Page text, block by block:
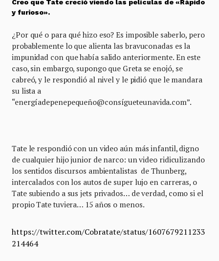
Creo que Tate creció viendo las películas de «Rápido
y furioso».
¿Por qué o para qué hizo eso? Es imposible saberlo, pero
probablemente lo que alienta las bravuconadas es la
impunidad con que había salido anteriormente. En este
caso, sin embargo, supongo que Greta se enojó, se
cabreó, y le respondió al nivel y le pidió que le mandara
su lista a
“energíadepenepequeño@consígueteunavida.com”.
Tate le respondió con un video aún más infantil, digno
de cualquier hijo junior de narco: un video ridiculizando
los sentidos discursos ambientalistas de Thunberg,
intercalados con los autos de super lujo en carreras, o
Tate subiendo a sus jets privados… de verdad, como si el
propio Tate tuviera… 15 años o menos.
https://twitter.com/Cobratate/status/1607679211233
214464